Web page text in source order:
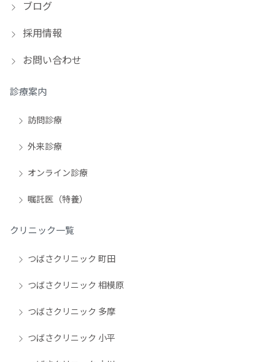
ブログ
採用情報
お問い合わせ
診療案内
訪問診療
外来診療
オンライン診療
嘱託医（特養）
クリニック一覧
つばさクリニック 町田
つばさクリニック 相模原
つばさクリニック 多摩
つばさクリニック 小平